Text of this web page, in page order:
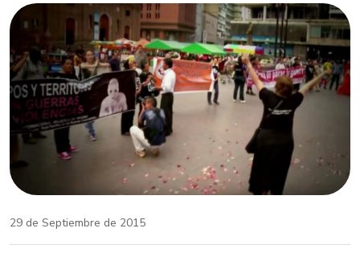
29 de Septiembre de 2015